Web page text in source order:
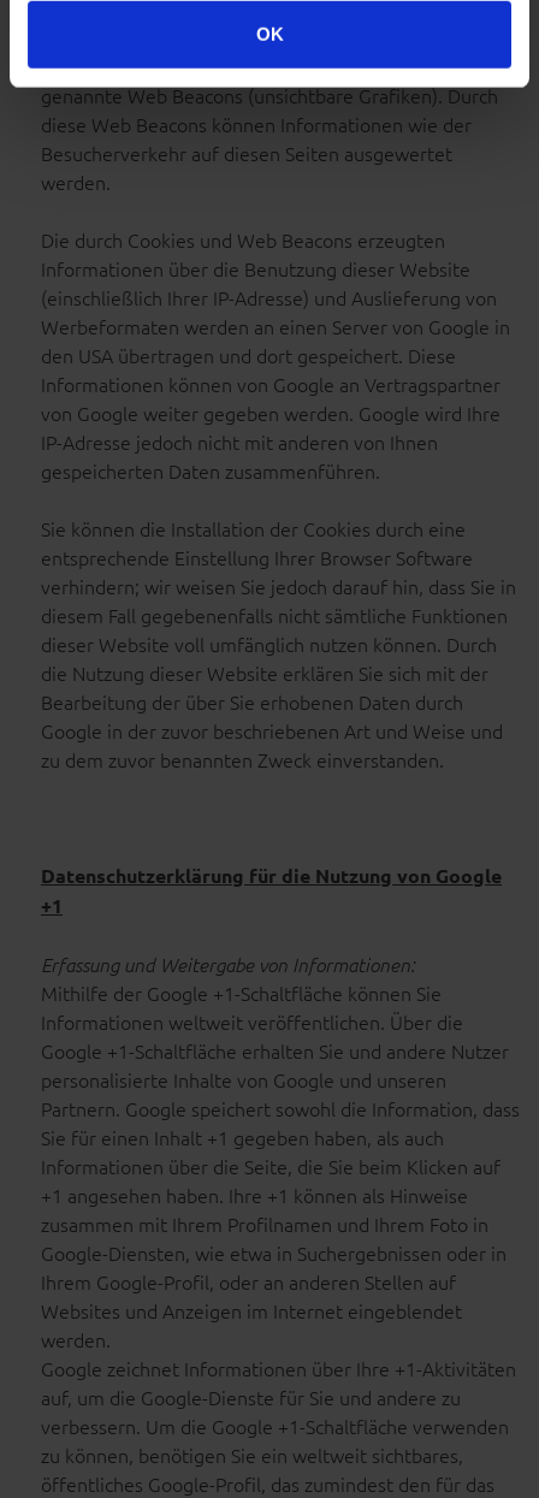
OK
Textdateien, die auf Ihrem Computer gespeichert
werden und die eine Analyse der Benutzung der
Website ermöglicht. Google AdSense verwendet auch so
genannte Web Beacons (unsichtbare Grafiken). Durch
diese Web Beacons können Informationen wie der
Besucherverkehr auf diesen Seiten ausgewertet
werden.
Die durch Cookies und Web Beacons erzeugten
Informationen über die Benutzung dieser Website
(einschließlich Ihrer IP-Adresse) und Auslieferung von
Werbeformaten werden an einen Server von Google in
den USA übertragen und dort gespeichert. Diese
Informationen können von Google an Vertragspartner
von Google weiter gegeben werden. Google wird Ihre
IP-Adresse jedoch nicht mit anderen von Ihnen
gespeicherten Daten zusammenführen.
Sie können die Installation der Cookies durch eine
entsprechende Einstellung Ihrer Browser Software
verhindern; wir weisen Sie jedoch darauf hin, dass Sie in
diesem Fall gegebenenfalls nicht sämtliche Funktionen
dieser Website voll umfänglich nutzen können. Durch
die Nutzung dieser Website erklären Sie sich mit der
Bearbeitung der über Sie erhobenen Daten durch
Google in der zuvor beschriebenen Art und Weise und
zu dem zuvor benannten Zweck einverstanden.
Datenschutzerklärung für die Nutzung von Google
+1
Erfassung und Weitergabe von Informationen:
Mithilfe der Google +1-Schaltfläche können Sie
Informationen weltweit veröffentlichen. Über die
Google +1-Schaltfläche erhalten Sie und andere Nutzer
personalisierte Inhalte von Google und unseren
Partnern. Google speichert sowohl die Information, dass
Sie für einen Inhalt +1 gegeben haben, als auch
Informationen über die Seite, die Sie beim Klicken auf
+1 angesehen haben. Ihre +1 können als Hinweise
zusammen mit Ihrem Profilnamen und Ihrem Foto in
Google-Diensten, wie etwa in Suchergebnissen oder in
Ihrem Google-Profil, oder an anderen Stellen auf
Websites und Anzeigen im Internet eingeblendet
werden.
Google zeichnet Informationen über Ihre +1-Aktivitäten
auf, um die Google-Dienste für Sie und andere zu
verbessern. Um die Google +1-Schaltfläche verwenden
zu können, benötigen Sie ein weltweit sichtbares,
öffentliches Google-Profil, das zumindest den für das